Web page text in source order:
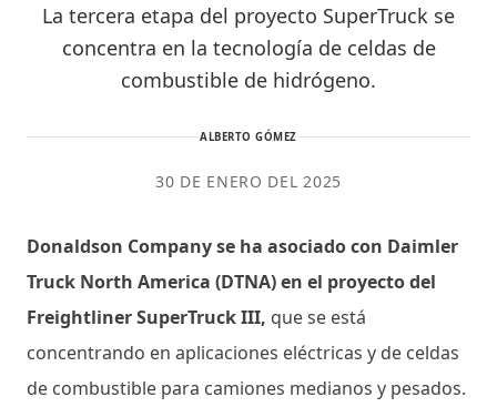
La tercera etapa del proyecto SuperTruck se
concentra en la tecnología de celdas de
combustible de hidrógeno.
ALBERTO GÓMEZ
30 DE ENERO DEL 2025
Donaldson Company se ha asociado con Daimler
Truck North America (DTNA) en el proyecto del
Freightliner SuperTruck III, que se está
concentrando en aplicaciones eléctricas y de celdas
de combustible para camiones medianos y pesados.